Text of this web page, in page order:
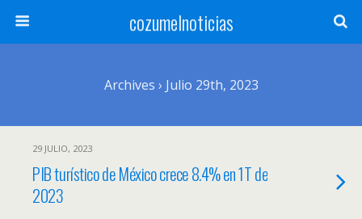
cozumelnoticias
Archives › Julio 29th, 2023
29 JULIO, 2023
PIB turístico de México crece 8.4% en 1T de
2023